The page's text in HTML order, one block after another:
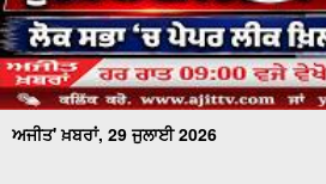
ਅਜੀਤ' ਖ਼ਬਰਾਂ, 29 ਜੁਲਾਈ 2026